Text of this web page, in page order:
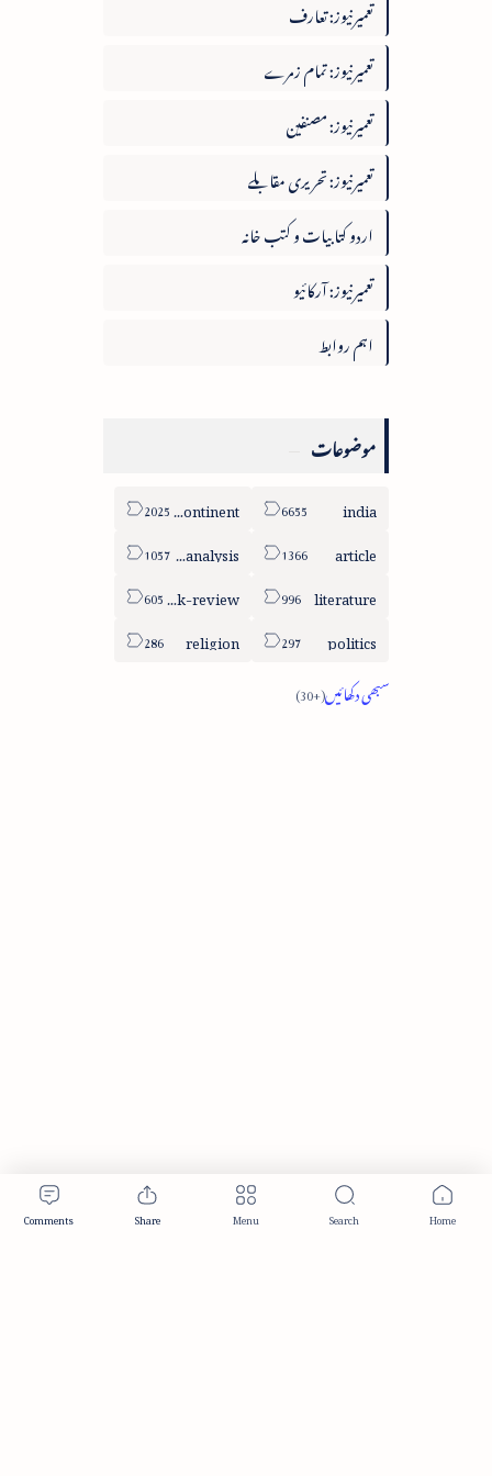
تعمیرنیوز: تعارف
تعمیرنیوز: تمام زمرے
تعمیرنیوز: مصنفین
تعمیرنیوز: تحریری مقابلے
اردو کتابیات و کتب خانہ
تعمیرنیوز: آرکائیو
اہم روابط
موضوعات
india
sub-continent
article
column-analysis
literature
book-review
politics
religion